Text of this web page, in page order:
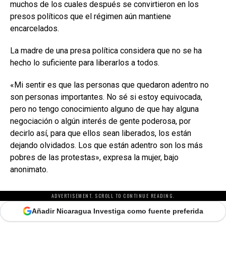
muchos de los cuales después se convirtieron en los
presos políticos que el régimen aún mantiene
encarcelados.
La madre de una presa política considera que no se ha
hecho lo suficiente para liberarlos a todos.
«Mi sentir es que las personas que quedaron adentro no
son personas importantes. No sé si estoy equivocada,
pero no tengo conocimiento alguno de que hay alguna
negociación o algún interés de gente poderosa, por
decirlo así, para que ellos sean liberados, los están
dejando olvidados. Los que están adentro son los más
pobres de las protestas», expresa la mujer, bajo
anonimato.
ADVERTISEMENT. SCROLL TO CONTINUE READING.
Añadir Nicaragua Investiga como fuente preferida